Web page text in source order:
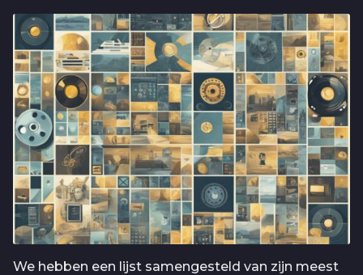
We hebben een lijst samengesteld van zijn meest